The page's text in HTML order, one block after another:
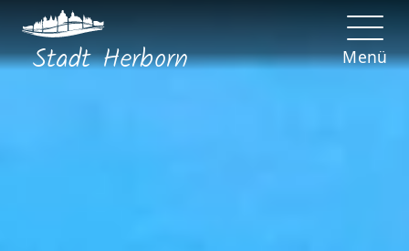
StadtHerborn Menü